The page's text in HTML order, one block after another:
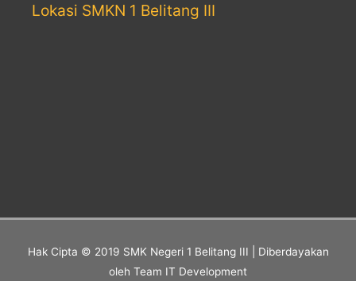
Lokasi SMKN 1 Belitang III
Hak Cipta © 2019 SMK Negeri 1 Belitang III | Diberdayakan
oleh Team IT Development